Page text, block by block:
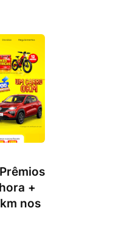
+
nos